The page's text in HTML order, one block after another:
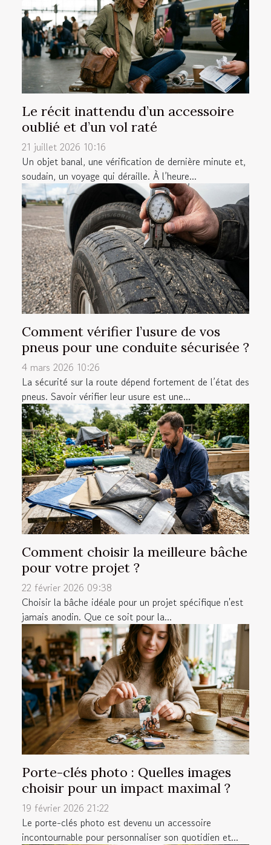
Le récit inattendu d’un accessoire
oublié et d’un vol raté
21 juillet 2026 10:16
Un objet banal, une vérification de dernière minute et,
soudain, un voyage qui déraille. À l’heure...
Comment vérifier l’usure de vos
pneus pour une conduite sécurisée ?
4 mars 2026 10:26
La sécurité sur la route dépend fortement de l’état des
pneus. Savoir vérifier leur usure est une...
Comment choisir la meilleure bâche
pour votre projet ?
22 février 2026 09:38
Choisir la bâche idéale pour un projet spécifique n'est
jamais anodin. Que ce soit pour la...
Porte-clés photo : Quelles images
choisir pour un impact maximal ?
19 février 2026 21:22
Le porte-clés photo est devenu un accessoire
incontournable pour personnaliser son quotidien et...